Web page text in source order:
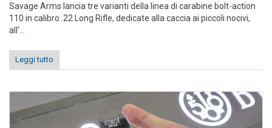
Savage Arms lancia tre varianti della linea di carabine bolt-action
110 in calibro .22 Long Rifle, dedicate alla caccia ai piccoli nocivi,
all'...
Leggi tutto